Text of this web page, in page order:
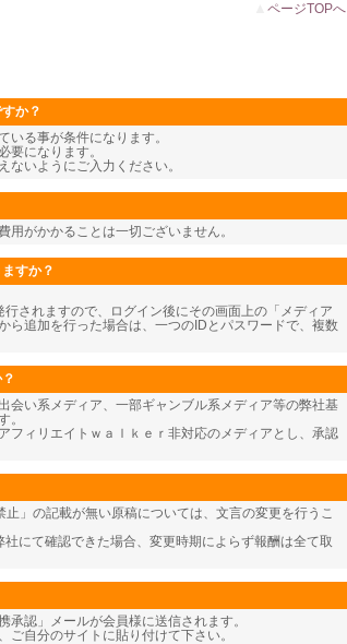
ページTOPへ
か？
いる事が条件になります。
要になります。
いようにご入力ください。
がかかることは一切ございません。
すか？
されますので、ログイン後にその画面上の「メディア
ら追加を行った場合は、一つのIDとパスワードで、複数
会い系メディア、一部ギャンブル系メディア等の弊社基
。
フィリエイトｗａｌｋｅｒ非対応のメディアとし、承認
」の記載が無い原稿については、文言の変更を行うこ
にて確認できた場合、変更時期によらず報酬は全て取
認」メールが会員様に送信されます。
自分のサイトに貼り付けて下さい。